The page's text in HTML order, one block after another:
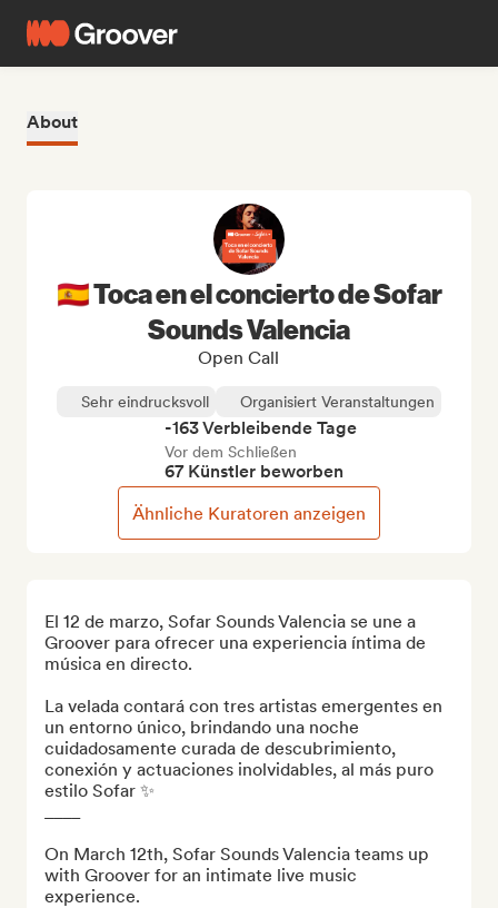
About
El 12 de marzo, Sofar Sounds Valencia se une a
Groover para ofrecer una experiencia íntima de
música en directo.
La velada contará con tres artistas emergentes en
un entorno único, brindando una noche
cuidadosamente curada de descubrimiento,
conexión y actuaciones inolvidables, al más puro
estilo Sofar ✨
On March 12th, Sofar Sounds Valencia teams up
with Groover for an intimate live music
experience.
🇪🇸 Toca en el concierto de Sofar
Sounds Valencia
Open Call
Sehr eindrucksvoll Organisiert Veranstaltungen
-163 Verbleibende Tage
Vor dem Schließen
67 Künstler beworben
Ähnliche Kuratoren anzeigen